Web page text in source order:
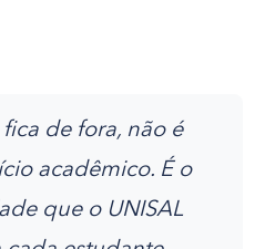
de fora, não é
acadêmico. É o
que o UNISAL